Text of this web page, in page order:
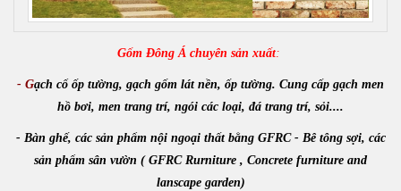
Gốm Đông Á chuyên sản xuất:
- Gạch cổ ốp tường, gạch gốm lát nền, ốp tường. Cung cấp gạch men
hồ bơi, men trang trí, ngói các loại, đá trang trí, sỏi....
- Bàn ghế, các sản phẩm nội ngoại thất bằng GFRC - Bê tông sợi, các
sản phẩm sân vườn ( GFRC Rurniture , Concrete furniture and
lanscape garden)